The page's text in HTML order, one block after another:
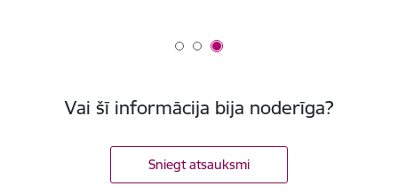
Vai šī informācija bija noderīga?
Sniegt atsauksmi